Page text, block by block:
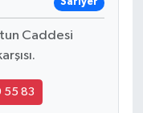
Sarıyer
Caddesi
55 83